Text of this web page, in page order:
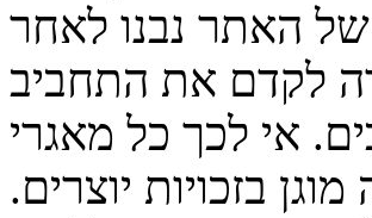
של האתר נבנו לאחר
לקדם את התחביב
אי לכך כל מאגרי
בזכויות יוצרים.